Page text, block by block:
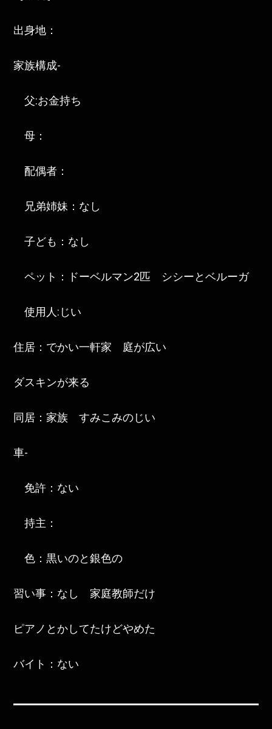
出身地：
家族構成-
父:お金持ち
母：
配偶者：
兄弟姉妹：なし
子ども：なし
ペット：ドーベルマン2匹 シシーとベルーガ
使用人:じい
住居：でかい一軒家 庭が広い
ダスキンが来る
同居：家族 すみこみのじい
車-
免許：ない
持主：
色：黒いのと銀色の
習い事：なし 家庭教師だけ
ピアノとかしてたけどやめた
バイト：ない